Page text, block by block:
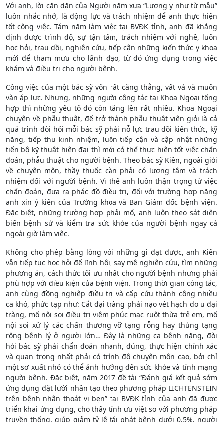
Với anh, lời căn dặn của Người năm xưa “Lương y như từ mẫu”
luôn nhắc nhở, là động lực và trách nhiệm để anh thực hiện
tốt công việc. Tám năm làm việc tại BVĐK tỉnh, anh đã khẳng
định được trình độ, sự tận tâm, trách nhiệm với nghề, luôn
học hỏi, trau dồi, nghiên cứu, tiếp cận những kiến thức y khoa
mới để tham mưu cho lãnh đạo, từ đó ứng dụng trong việc
khám và điều trị cho người bệnh.
Công việc của một bác sỹ vốn rất căng thẳng, vất vả và muôn
vàn áp lực. Nhưng, những người công tác tại Khoa Ngoại tổng
hợp thì những yếu tố đó còn tăng lên rất nhiều. Khoa Ngoại
chuyên về phẫu thuật, để trở thành phẫu thuật viên giỏi là cả
quá trình đòi hỏi mỗi bác sỹ phải nỗ lực trau dồi kiến thức, kỹ
năng, tiếp thu kinh nhiệm, luôn tiếp cận và cập nhật những
tiến bộ kỹ thuật hiện đại thì mới có thể thực hiện tốt việc chẩn
đoán, phẫu thuật cho người bệnh. Theo bác sỹ Kiên, ngoài giỏi
về chuyên môn, thầy thuốc cần phải có lương tâm và trách
nhiệm đối với người bệnh. Vì thế anh luôn thận trọng từ việc
chẩn đoán, đưa ra phác đồ điều trị, đối với trường hợp nặng
anh xin ý kiến của Trưởng khoa và Ban Giám đốc bệnh viện.
Đặc biệt, những trường hợp phải mổ, anh luôn theo sát diễn
biến bệnh sử và kiểm tra sức khỏe của người bệnh ngay cả
ngoài giờ làm việc.
Không cho phép bằng lòng với những gì đạt được, anh Kiên
vẫn tiếp tục học hỏi để lĩnh hội, say mê nghiên cứu, tìm những
phương án, cách thức tối ưu nhất cho người bệnh nhưng phải
phù hợp với điều kiện của bệnh viện. Trong thời gian công tác,
anh cùng đồng nghiệp điều trị và cấp cứu thành công nhiều
ca khó, phức tạp như: Cắt đại tràng phải nạo vét hạch do u đại
tràng, mổ nội soi điều trị viêm phúc mạc ruột thừa trẻ em, mổ
nội soi xử lý các chấn thương vỡ tạng rỗng hay thủng tạng
rỗng bệnh lý ở người lớn… Đây là những ca bệnh nặng, đòi
hỏi bác sỹ phải chẩn đoán nhanh, đúng, thực hiện chính xác
và quan trọng nhất phải có trình độ chuyên môn cao, bởi chỉ
một sơ xuất nhỏ có thể ảnh hưởng đến sức khỏe và tính mạng
người bệnh. Đặc biệt, năm 2017 đề tài “Đánh giá kết quả sớm
ứng dụng đặt lưới nhân tạo theo phương pháp LICHTENSTEIN
trên bệnh nhân thoát vị bẹn” tại BVĐK tỉnh của anh đã được
triển khai ứng dụng, cho thấy tính ưu việt so với phương pháp
truyền thống, giúp giảm tỷ lệ tái phát bệnh dưới 0,5%, người